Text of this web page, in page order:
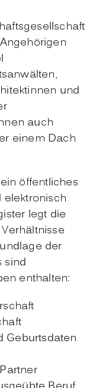
und
auch
einem Dach
öffentliches
elektronisch
legt die
der
sind
enthalten:
Geburtsdaten